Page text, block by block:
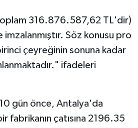
316.876.587,62 TL'dir)
Söz konusu pro
çeyreğinin sonuna kadar
ifadeleri
10 gün önce, Antalya'da
fabrikanın çatısına 2196.35